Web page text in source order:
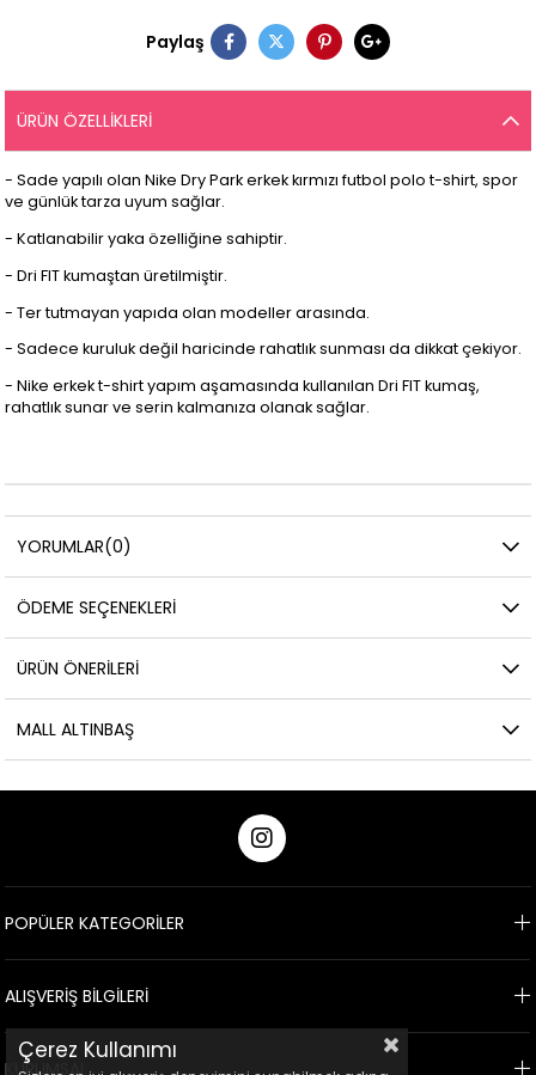
Paylaş
ÜRÜN ÖZELLIKLERI
- Sade yapılı olan Nike Dry Park erkek kırmızı futbol polo t-shirt, spor
ve günlük tarza uyum sağlar.
- Katlanabilir yaka özelliğine sahiptir.
- Dri FIT kumaştan üretilmiştir.
- Ter tutmayan yapıda olan modeller arasında.
- Sadece kuruluk değil haricinde rahatlık sunması da dikkat çekiyor.
- Nike erkek t-shirt yapım aşamasında kullanılan Dri FIT kumaş,
rahatlık sunar ve serin kalmanıza olanak sağlar.
YORUMLAR(0)
ÖDEME SEÇENEKLERI
ÜRÜN ÖNERILERI
MALL ALTINBAŞ
POPÜLER KATEGORİLER
ALIŞVERİŞ BİLGİLERİ
KURUMSAL
Çerez Kullanımı